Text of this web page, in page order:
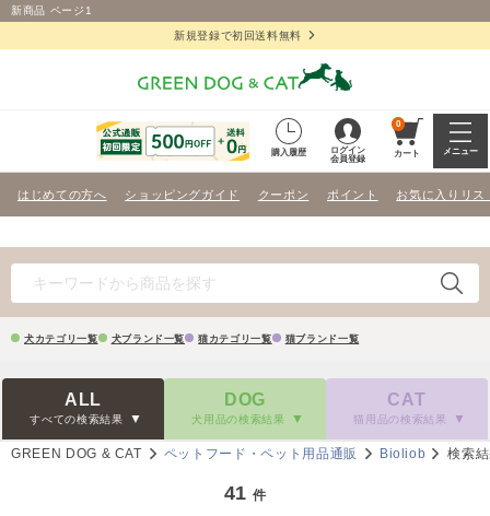
新商品 ページ1
新規登録で初回送料無料
購入履歴
ログイン
会員登録
0
カート メニュー
はじめての方へ ショッピングガイド クーポン ポイント お気に入りリス
犬カテゴリ一覧 犬ブランド一覧 猫カテゴリ一覧 猫ブランド一覧
ALL
すべての検索結果
DOG
犬用品の検索結果
CAT
猫用品の検索結果
GREEN DOG & CAT ペットフード・ペット用品通販 Bioliob 検索
41 件